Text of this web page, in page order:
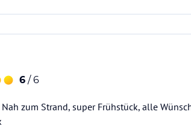
6 / 6
zum Strand, super Frühstück, alle